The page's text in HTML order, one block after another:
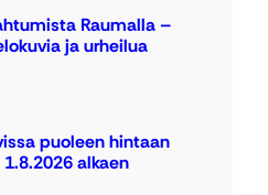
Raumalla –
ja urheilua
puoleen hintaan
alkaen